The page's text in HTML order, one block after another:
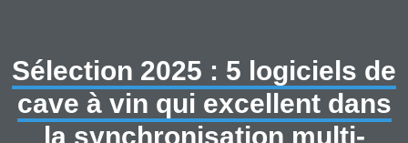
Sélection 2025 : 5 logiciels de
cave à vin qui excellent dans
la synchronisation multi-